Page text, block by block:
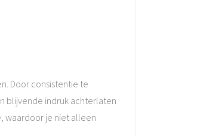
Door consistentie te
blijvende indruk achterlaten
waardoor je niet alleen